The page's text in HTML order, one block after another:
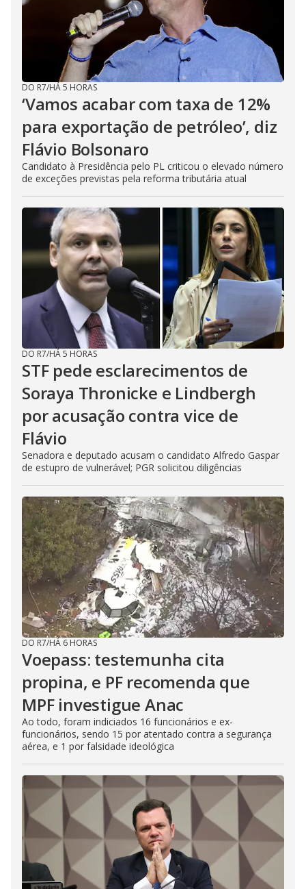
DO R7/HÁ 5 HORAS
‘Vamos acabar com taxa de 12%
para exportação de petróleo’, diz
Flávio Bolsonaro
Candidato à Presidência pelo PL criticou o elevado número
de exceções previstas pela reforma tributária atual
DO R7/HÁ 5 HORAS
STF pede esclarecimentos de
Soraya Thronicke e Lindbergh
por acusação contra vice de
Flávio
Senadora e deputado acusam o candidato Alfredo Gaspar
de estupro de vulnerável; PGR solicitou diligências
DO R7/HÁ 6 HORAS
Voepass: testemunha cita
propina, e PF recomenda que
MPF investigue Anac
Ao todo, foram indiciados 16 funcionários e ex-
funcionários, sendo 15 por atentado contra a segurança
aérea, e 1 por falsidade ideológica